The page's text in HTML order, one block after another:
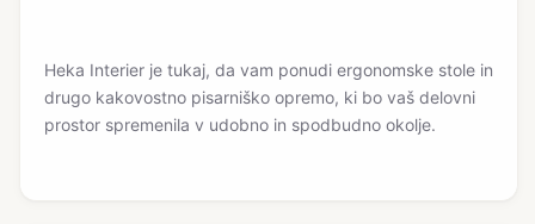
Heka Interier je tukaj, da vam ponudi ergonomske stole in
drugo kakovostno pisarniško opremo, ki bo vaš delovni
prostor spremenila v udobno in spodbudno okolje.